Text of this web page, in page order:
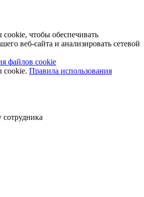
чтобы обеспечивать
веб-сайта и анализировать сетевой
файлов cookie
cookie. Правила использования